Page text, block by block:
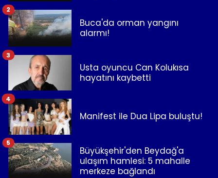
Buca'da orman yangını
alarmı!
2
Usta oyuncu Can Kolukısa
hayatını kaybetti
3
Manifest ile Dua Lipa buluştu!
4
Büyükşehir'den Beydağ'a
ulaşım hamlesi: 5 mahalle
merkeze bağlandı
5